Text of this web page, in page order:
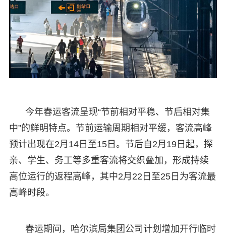
今年春运客流呈现“节前相对平稳、节后相对集
中”的鲜明特点。节前运输周期相对平缓，客流高峰
预计出现在2月14日至15日。节后自2月19日起，探
亲、学生、务工等多重客流将交织叠加，形成持续
高位运行的返程高峰，其中2月22日至25日为客流最
高峰时段。
春运期间，哈尔滨局集团公司计划增加开行临时